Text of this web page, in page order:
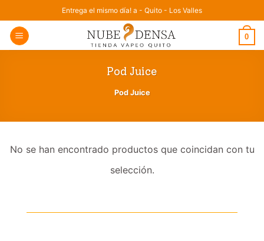
contenido
Entrega el mismo día! a - Quito - Los Valles
0
Pod Juice
Pod Juice
No se han encontrado productos que coincidan con tu
selección.